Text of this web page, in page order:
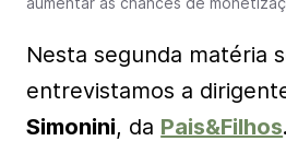
Nesta segunda matéria
entrevistamos a
Simonini, da Pais&Filhos